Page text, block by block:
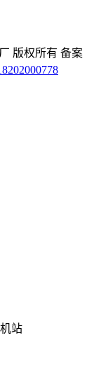
版权所有 备案
站